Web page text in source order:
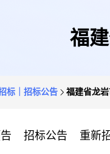
福
标｜招标公告 福建省龙
招标公告 重新